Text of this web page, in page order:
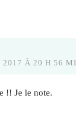
2017 À 20 H 56
!! Je le note.